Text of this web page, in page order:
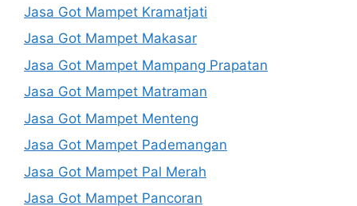
Jasa Got Mampet Kramatjati
Jasa Got Mampet Makasar
Jasa Got Mampet Mampang Prapatan
Jasa Got Mampet Matraman
Jasa Got Mampet Menteng
Jasa Got Mampet Pademangan
Jasa Got Mampet Pal Merah
Jasa Got Mampet Pancoran